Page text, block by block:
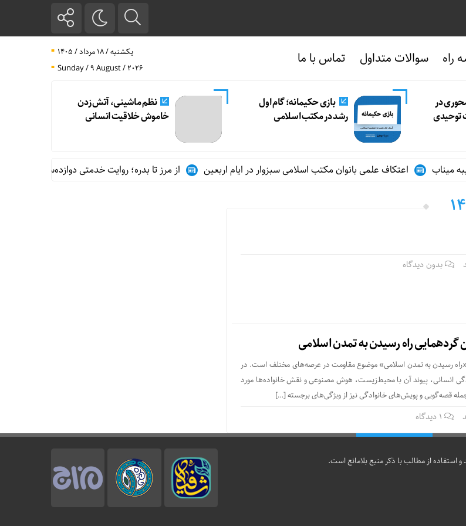
راه سوالات متداول تماس با ما
یکشنبه / ۱۸ مرداد / ۱۴۰۵
Sunday / 9 August / 2026
در
توحیدی
بازی حکیمانه؛ گام اول
رشد در مکتب اسلامی
نظم ماشینی، آتش زدن
خاموش خلاقیت انسانی
اعتکاف علمی بانوان مکتب اسلامی سبزوار در ایام اربعین از مرز تا بدره؛ روایت خدمتی دوازده‌ساله در مسیر
بدون دیدگاه
راه رسیدن به تمدن اسلامی
رسیدن به تمدن اسلامی» موضوع مقاومت در عرصه‌های مختلف است. در
انسانی، پیوند آن با محیط‌زیست، هوش مصنوعی و نقش خانواده‌ها مورد
قصه‌گویی و پویش‌های خانوادگی نیز از ویژگی‌های برجسته […]
۱ دیدگاه
از مطالب با ذکر منبع بلامانع است.